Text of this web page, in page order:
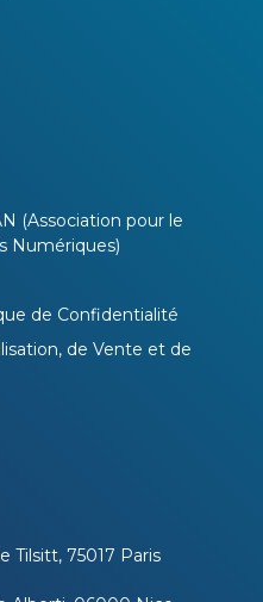
(Association pour le
Numériques)
de Confidentialité
de Vente et de
Tilsitt, 75017 Paris